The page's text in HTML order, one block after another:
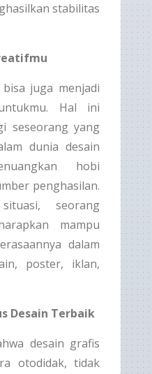
stabilitas
juga menjadi
Hal ini
seseorang yang
dunia desain
hobi
penghasilan.
seorang
mampu
dalam
poster, iklan,
Desain Terbaik
desain grafis
otodidak, tidak